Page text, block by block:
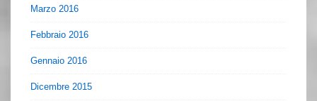
Marzo 2016
Febbraio 2016
Gennaio 2016
Dicembre 2015